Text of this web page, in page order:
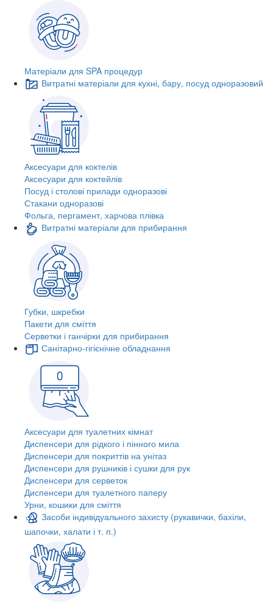
Матеріали для SPA процедур
Витратні матеріали для кухні, бару, посуд одноразовий
Аксесуари для коктелів
Аксесуари для коктейлів
Посуд і столові прилади одноразові
Стакани одноразові
Фольга, пергамент, харчова плівка
Витратні матеріали для прибирання
Губки, шкребки
Пакети для сміття
Серветки і ганчірки для прибирання
Санітарно-гігієнічне обладнання
Аксесуари для туалетних кімнат
Диспенсери для рідкого і пінного мила
Диспенсери для покриттів на унітаз
Диспенсери для рушників і сушки для рук
Диспенсери для серветок
Диспенсери для туалетного паперу
Урни, кошики для сміття
Засоби індивідуального захисту (рукавички, бахіли,
шапочки, халати і т. п.)